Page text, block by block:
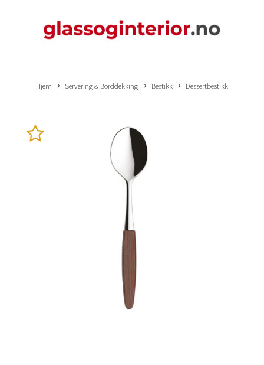
Hjem Servering & Borddekking Bestikk Dessertbestikk